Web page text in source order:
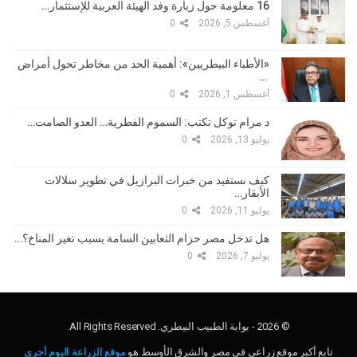
16 معلومة حول زيارة وفد الهيئة العربية للإستثمار…
أغسطس 5, 2026
«الأطباء البيطريين»: أهمية الحد من مخاطر تحول أمراض
…
أغسطس 1, 2026
د مرام توكل تكتب: السموم الفطرية… العدو الصامت…
يوليو 13, 2026
كيف نستفيد من خبرات البرازيل في تطوير سلالات
الأبقار…
يوليو 11, 2026
هل تدخل مصر حزام الثعابين السامة بسبب تغير المناخ؟…
يوليو 7, 2026
© 2026 - بوابة الطبيب البيطري. All Rights Reserved.
تابع أكبر موقع زراعي في مصر والشرق الأوسط هو موقع الزراعة اليوم أجري